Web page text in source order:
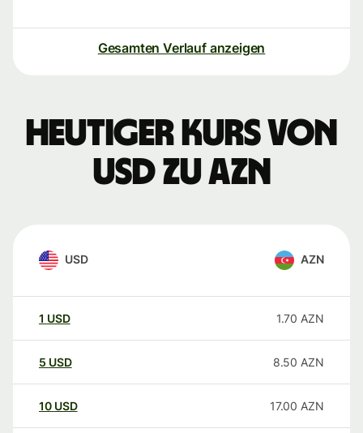
Gesamten Verlauf anzeigen
Heutiger Kurs von
USD zu AZN
USD AZN
1 USD 1.70 AZN
5 USD 8.50 AZN
10 USD 17.00 AZN